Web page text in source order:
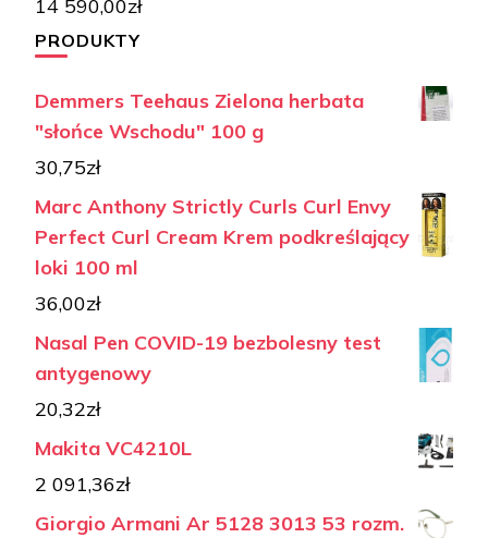
14 590,00zł
PRODUKTY
Demmers Teehaus Zielona herbata
"słońce Wschodu" 100 g
30,75zł
Marc Anthony Strictly Curls Curl Envy
Perfect Curl Cream Krem podkreślający
loki 100 ml
36,00zł
Nasal Pen COVID-19 bezbolesny test
antygenowy
20,32zł
Makita VC4210L
2 091,36zł
Giorgio Armani Ar 5128 3013 53 rozm.